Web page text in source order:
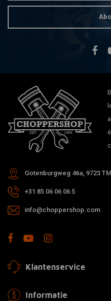
Gotenburgweg 46a, 9723
+31 85 06 06 06 5
info@choppershop.com
Klantenservice
Informatie